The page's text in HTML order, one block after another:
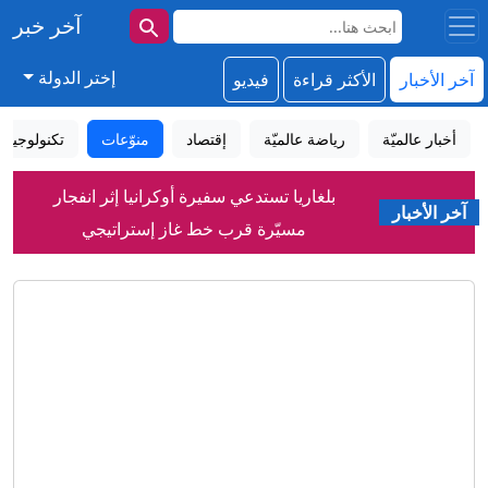
آخر خبر
آخر الأخبار الأكثر قراءة فيديو إختر الدولة
أخبار عالميّة رياضة عالميّة إقتصاد منوّعات تكنولوجيا
آخر الأخبار
بلغاريا تستدعي سفيرة أوكرانيا إثر انفجار
مسيّرة قرب خط غاز إستراتيجي
فورين بوليسي: لماذا قد تكون هذه أكثر